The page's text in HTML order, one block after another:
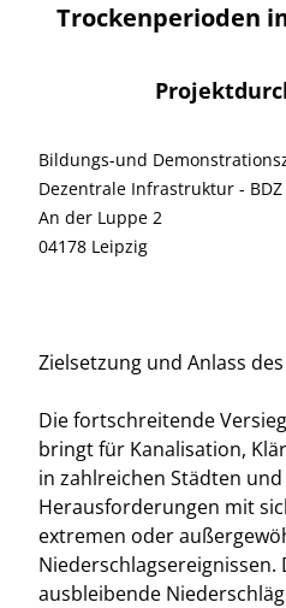
Trockenperioden
Bildungs-und
Dezentrale Infrastruktur - BDZ
An der Luppe 2
04178 Leipzig
Zielsetzung und Anlass
Die fortschreitende
bringt für Kanalisation,
in zahlreichen Städten
Herausforderungen mit
extremen oder
ausbleibende